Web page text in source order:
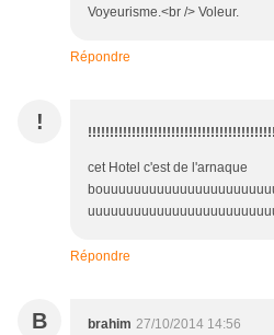
Voyeurisme.<br /> Voleur.
Répondre
!
cet Hotel c'est de l'arnaque
Répondre
B brahim 27/10/2014 14:56